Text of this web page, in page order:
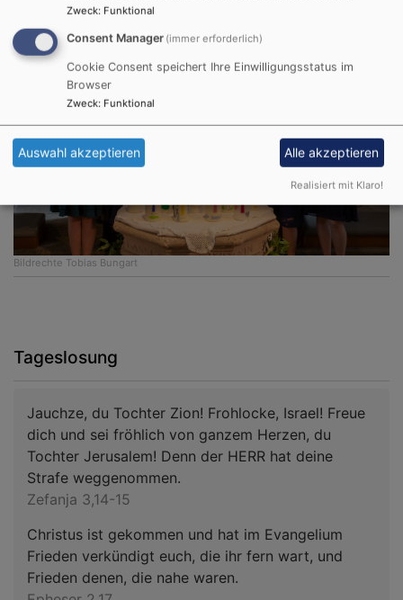
Bildrechte Tobias Bungart
Tageslosung
Jauchze, du Tochter Zion! Frohlocke, Israel! Freue
dich und sei fröhlich von ganzem Herzen, du
Tochter Jerusalem! Denn der HERR hat deine
Strafe weggenommen.
Zefanja 3,14-15
Christus ist gekommen und hat im Evangelium
Frieden verkündigt euch, die ihr fern wart, und
Frieden denen, die nahe waren.
Zweck: Funktional
Consent Manager (immer erforderlich)
Cookie Consent speichert Ihre Einwilligungsstatus im
Browser
Zweck: Funktional
Auswahl akzeptieren Alle akzeptieren
Realisiert mit Klaro!